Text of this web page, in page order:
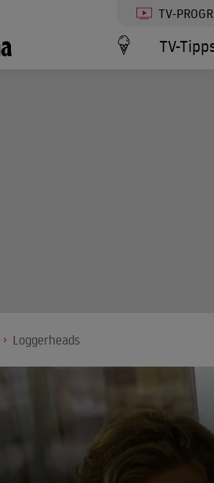
TV-
TV-
Loggerheads